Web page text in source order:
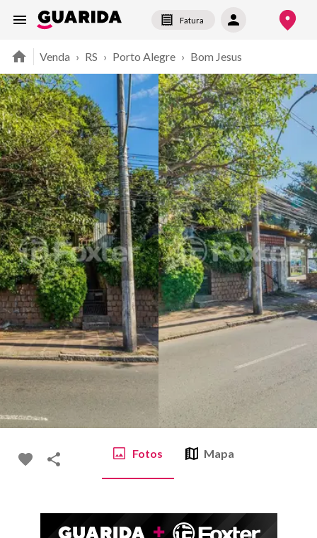
Fatura
Venda › RS › Porto Alegre › Bom Jesus
Fotos Mapa